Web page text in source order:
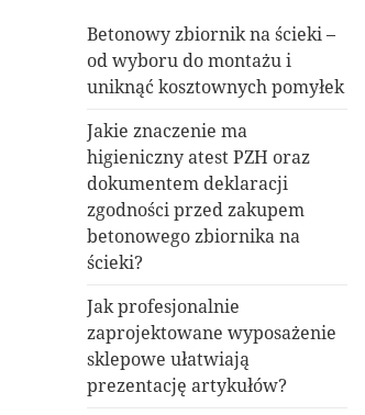
Betonowy zbiornik na ścieki –
od wyboru do montażu i
uniknąć kosztownych pomyłek
Jakie znaczenie ma
higieniczny atest PZH oraz
dokumentem deklaracji
zgodności przed zakupem
betonowego zbiornika na
ścieki?
Jak profesjonalnie
zaprojektowane wyposażenie
sklepowe ułatwiają
prezentację artykułów?